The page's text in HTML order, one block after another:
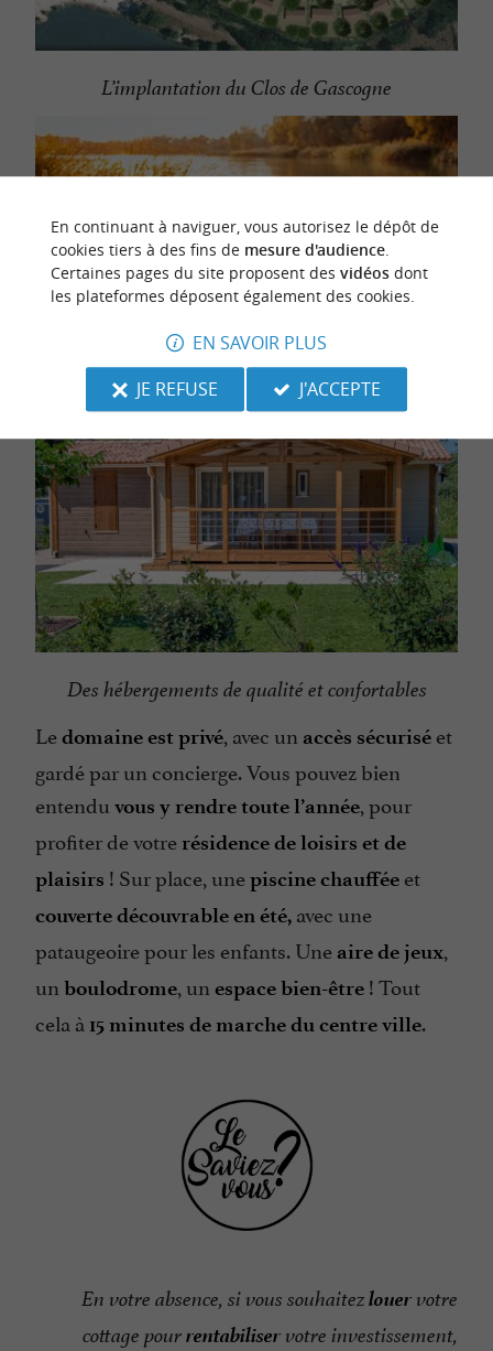
L’implantation du Clos de Gascogne
Situation privilégiée au bord du lac
Des hébergements de qualité et confortables
Ledomaine est privé, avec un accès sécurisé et
gardé par un concierge. Vous pouvez bien
entendu vous y rendre toute l’année, pour
profiter de votre résidence de loisirs et de
plaisirs ! Sur place, unepiscine chauffée et
couverte découvrable en été, avec une
pataugeoirepour les enfants. Une aire de jeux,
un boulodrome, un espace bien-être ! Tout
cela à 15 minutes de marche du centre ville.
En votre absence, si vous souhaitezlouervotre
cottage pourrentabiliservotre investissement,
En continuant à naviguer, vous autorisez le dépôt de
cookies tiers à des fins de mesure d'audience.
Certaines pages du site proposent des vidéosdont
les plateformes déposent également des cookies.
EN SAVOIR PLUS
JE REFUSE
J'ACCEPTE